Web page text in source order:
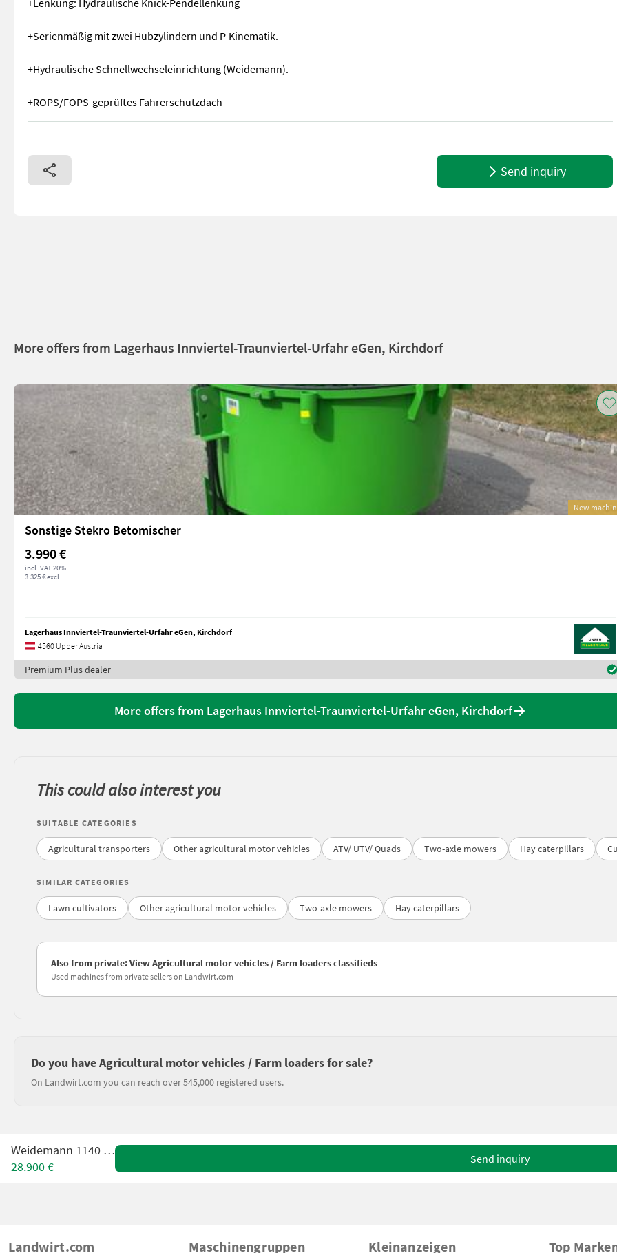
+Lenkung: Hydraulische Knick-Pendellenkung
+Serienmäßig mit zwei Hubzylindern und P-Kinematik.
+Hydraulische Schnellwechseleinrichtung (Weidemann).
+ROPS/FOPS-geprüftes Fahrerschutzdach
+Motor: 3-Zylinder Perkins 25 PS +Betriebsgewicht: 1.630 kg +Kipplast (mit Schaufel, gerade): 664 – 900 kg +Kipplast (mit
Send inquiry
More offers from Lagerhaus Innviertel-Traunviertel-Urfahr eGen, Kirchdorf
New
Sonstige Stekro Betomischer
3.990 €
incl. VAT 20%
3.325 € excl.
Lagerhaus Innviertel-Traunviertel-Urfahr eGen, Kirchdorf
4560 Upper Austria
Premium Plus dealer
More offers from Lagerhaus Innviertel-Traunviertel-Urfahr eGen, Kirchdorf
This could also interest you
SUITABLE CATEGORIES
Agricultural transporters Other agricultural motor vehicles ATV/ UTV/ Quads Two-axle mowers Hay caterpillars
SIMILAR CATEGORIES
Lawn cultivators Other agricultural motor vehicles Two-axle mowers Hay caterpillars
Also from private: View Agricultural motor vehicles / Farm loaders classifieds
Used machines from private sellers on Landwirt.com
Do you have Agricultural motor vehicles / Farm loaders for sale?
On Landwirt.com you can reach over 545,000 registered users.
Weidemann 1140 Light
28.900 €
Send inquiry
Landwirt.com Maschinengruppen Kleinanzeigen Top